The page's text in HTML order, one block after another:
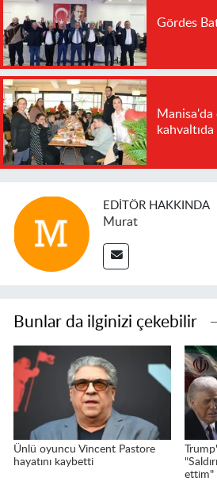
Gördes
Manisa'da
EDITÖR HAKKINDA
Murat
Bunlar da ilginizi çekebilir
Ünlü oyuncu Vincent Pastore
hayatını kaybetti
ettim"